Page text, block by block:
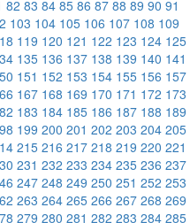
82 83 84 85 86 87 88 89 90 91
103 104 105 106 107 108 109
119 120 121 122 123 124 125
135 136 137 138 139 140 141
151 152 153 154 155 156 157
167 168 169 170 171 172 173
183 184 185 186 187 188 189
199 200 201 202 203 204 205
215 216 217 218 219 220 221
231 232 233 234 235 236 237
247 248 249 250 251 252 253
263 264 265 266 267 268 269
279 280 281 282 283 284 285